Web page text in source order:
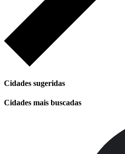
Cidades sugeridas
Cidades mais buscadas